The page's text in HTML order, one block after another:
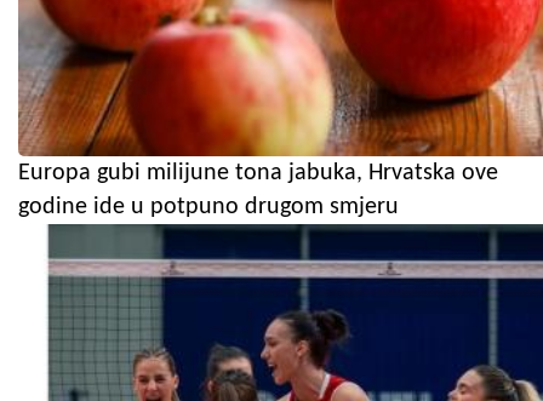
Europa gubi milijune tona jabuka, Hrvatska ove
godine ide u potpuno drugom smjeru